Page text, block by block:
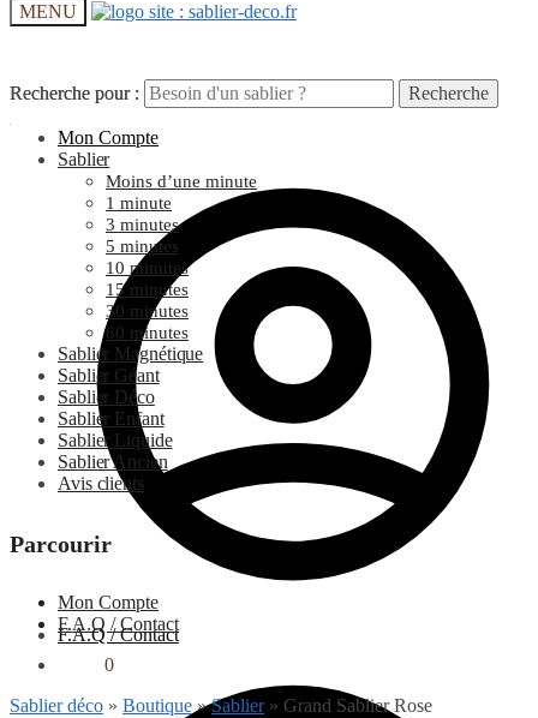
MENU
Recherche pour : Recherche
Mon Compte
F.A.Q / Contact
Recherche pour : Recherche
Sablier
Moins d’une minute
1 minute
3 minutes
5 minutes
10 minutes
15 minutes
30 minutes
60 minutes
Sablier Magnétique
Sablier Géant
Sablier Déco
Sablier Enfant
Sablier Liquide
Sablier Ancien
Avis clients
Parcourir
Mon Compte
F.A.Q / Contact
0
Sablier déco » Boutique » Sablier » Grand Sablier Rose